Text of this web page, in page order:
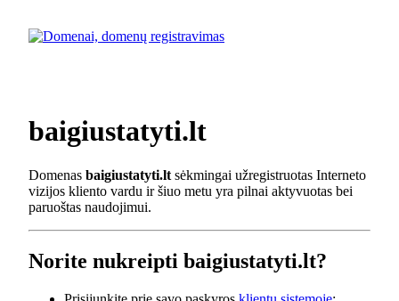
baigiustatyti.lt
Domenas baigiustatyti.lt sėkmingai užregistruotas Interneto
vizijos kliento vardu ir šiuo metu yra pilnai aktyvuotas bei
paruoštas naudojimui.
Norite nukreipti baigiustatyti.lt?